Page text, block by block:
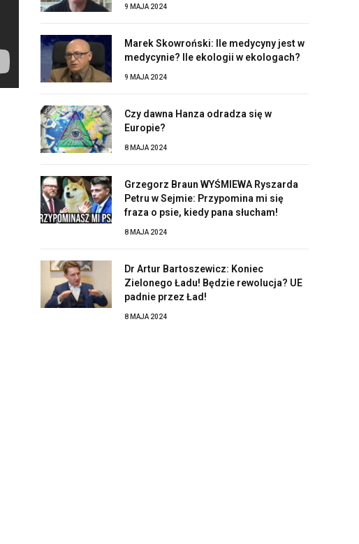
9 MAJA 2024
Marek Skowroński: Ile medycyny jest w
medycynie? Ile ekologii w ekologach?
9 MAJA 2024
Czy dawna Hanza odradza się w
Europie?
8 MAJA 2024
Grzegorz Braun WYŚMIEWA Ryszarda
Petru w Sejmie: Przypomina mi się
fraza o psie, kiedy pana słucham!
8 MAJA 2024
Dr Artur Bartoszewicz: Koniec
Zielonego Ładu! Będzie rewolucja? UE
padnie przez Ład!
8 MAJA 2024